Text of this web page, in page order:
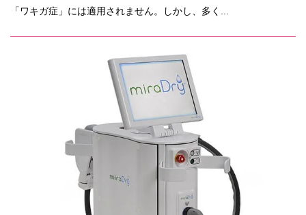
「ワキガ症」には適用されません。しかし、多く...